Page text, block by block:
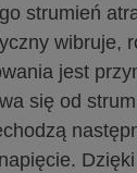
strumień
wibruje,
jest
się od